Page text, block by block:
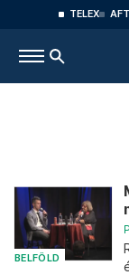
TELEX
BELFÖLD